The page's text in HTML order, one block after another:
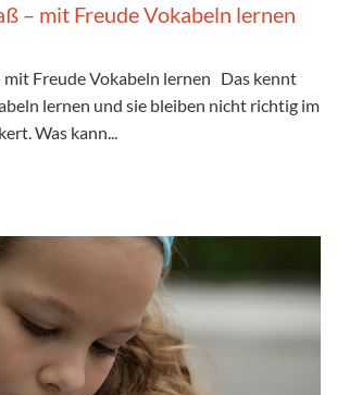
– mit Freude Vokabeln lernen
mit Freude Vokabeln lernen Das kennt
lernen und sie bleiben nicht richtig im
Was kann...